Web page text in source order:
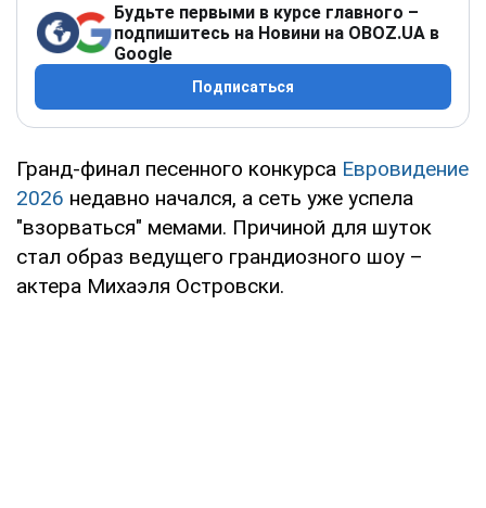
Будьте первыми в курсе главного –
подпишитесь на Новини на OBOZ.UA в
Google
Подписаться
Гранд-финал песенного конкурса Евровидение
2026 недавно начался, а сеть уже успела
"взорваться" мемами. Причиной для шуток
стал образ ведущего грандиозного шоу –
актера Михаэля Островски.